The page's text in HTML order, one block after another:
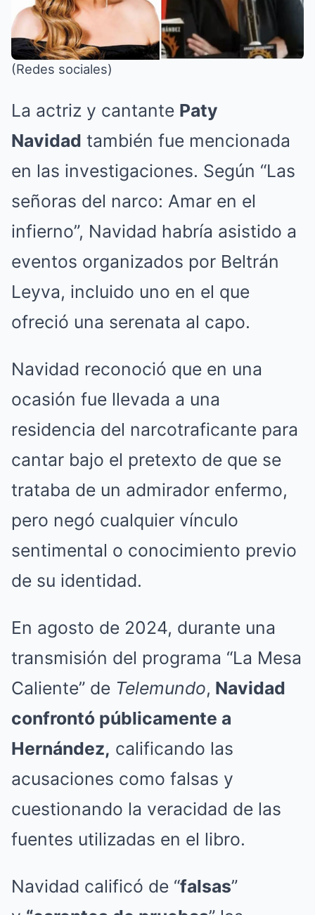
(Redes sociales)
La actriz y cantante Paty
Navidad también fue mencionada
en las investigaciones. Según “Las
señoras del narco: Amar en el
infierno”, Navidad habría asistido a
eventos organizados por Beltrán
Leyva, incluido uno en el que
ofreció una serenata al capo.
Navidad reconoció que en una
ocasión fue llevada a una
residencia del narcotraficante para
cantar bajo el pretexto de que se
trataba de un admirador enfermo,
pero negó cualquier vínculo
sentimental o conocimiento previo
de su identidad.
En agosto de 2024, durante una
transmisión del programa “La Mesa
Caliente” de Telemundo, Navidad
confrontó públicamente a
Hernández, calificando las
acusaciones como falsas y
cuestionando la veracidad de las
fuentes utilizadas en el libro.
Navidad calificó de “falsas”